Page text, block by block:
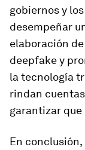
gobiernos y
desempeñar
elaboración
deepfake y
la tecnología
rindan
garantizar que
En